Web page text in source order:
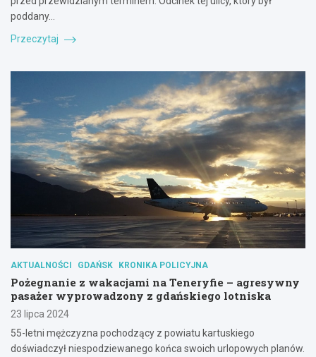
poddany…
Przeczytaj
AKTUALNOŚCI GDAŃSK KRONIKA POLICYJNA
Pożegnanie z wakacjami na Teneryfie – agresywny
pasażer wyprowadzony z gdańskiego lotniska
23 lipca 2024
55-letni mężczyzna pochodzący z powiatu kartuskiego
doświadczył niespodziewanego końca swoich urlopowych planów.